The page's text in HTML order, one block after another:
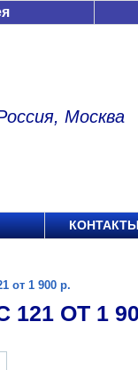
Москва
от 1 900 р.
121 ОТ 1